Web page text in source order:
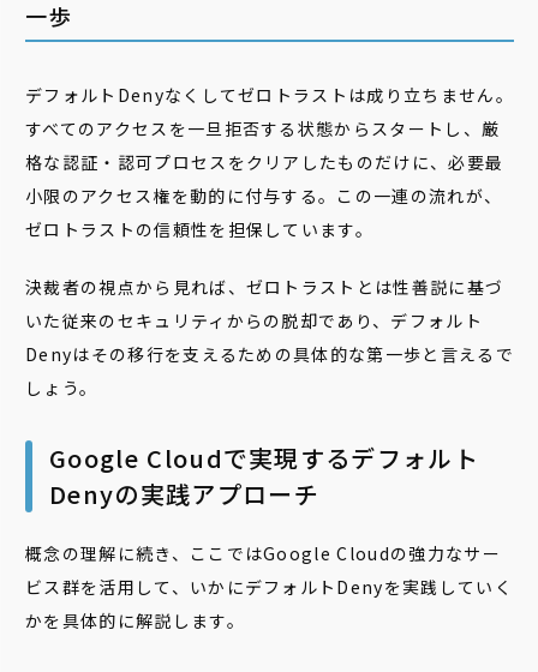
一歩
デフォルトDenyなくしてゼロトラストは成り立ちません。
すべてのアクセスを一旦拒否する状態からスタートし、厳
格な認証・認可プロセスをクリアしたものだけに、必要最
小限のアクセス権を動的に付与する。この一連の流れが、
ゼロトラストの信頼性を担保しています。
決裁者の視点から見れば、ゼロトラストとは性善説に基づ
いた従来のセキュリティからの脱却であり、デフォルト
Denyはその移行を支えるための具体的な第一歩と言えるで
しょう。
Google Cloudで実現するデフォルト
Denyの実践アプローチ
概念の理解に続き、ここではGoogle Cloudの強力なサー
ビス群を活用して、いかにデフォルトDenyを実践していく
かを具体的に解説します。